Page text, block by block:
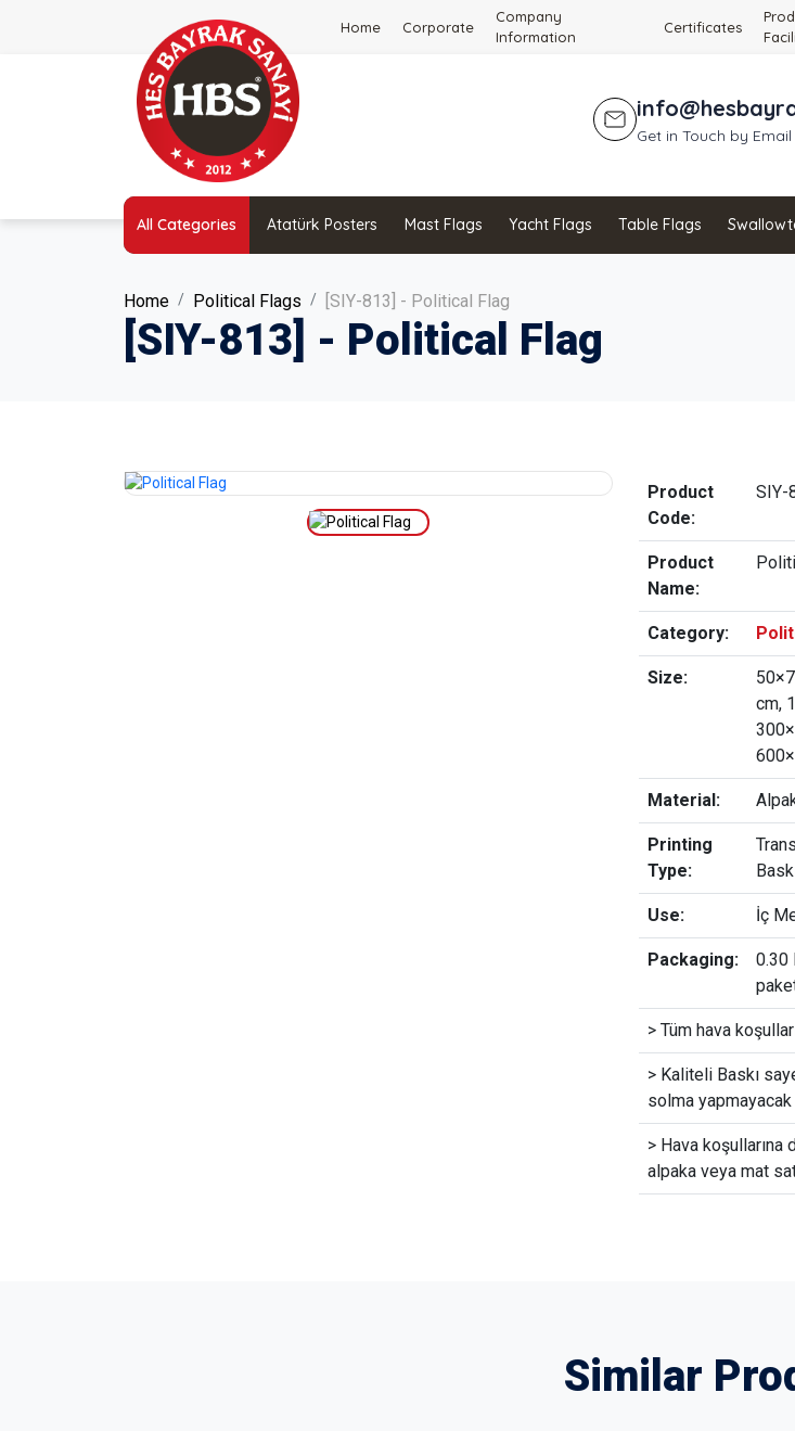
Home Corporate
Company
Information
Certificates
Get in Touch by Email
All Categories Atatürk Posters Mast Flags Yacht Flags Table Flags
Home Political Flags [SIY-813] - Political Flag
[SIY-813] - Political Flag
Product
Code:
SIY-
Product
Name:
Category:
Size:
cm,
Material:
Printing
Type:
Use: İç
Packaging:
0.30
> Tüm hava
> Kaliteli Baskı
solma
> Hava koşullarına
alpaka veya mat
Similar